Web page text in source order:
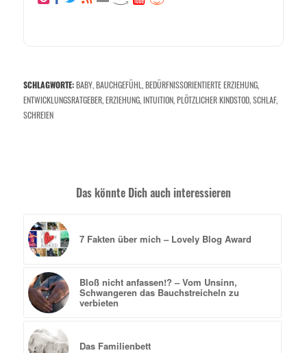
SCHLAGWORTE: BABY,BAUCHGEFÜHL,BEDÜRFNISSORIENTIERTE ERZIEHUNG,
ENTWICKLUNGSRATGEBER,ERZIEHUNG,INTUITION,PLÖTZLICHER KINDSTOD,SCHLAF,
SCHREIEN
Das könnte Dich auch interessieren
7 Fakten über mich – Lovely Blog Award
Bloß nicht anfassen!? – Vom Unsinn,
Schwangeren das Bauchstreicheln zu
verbieten
Das Familienbett